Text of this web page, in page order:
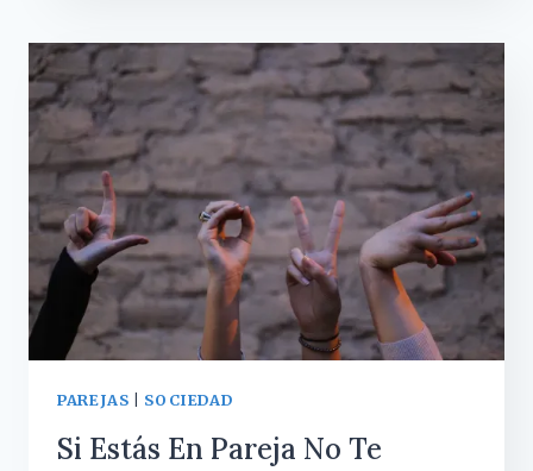
ENCONTRAR
UNA
RELACIÓN
CLARA
ENTRE
LA
VIOLENCIA
LOS
VIDEOJUEGOS
PAREJAS SOCIEDAD
Si Estás En Pareja No Te